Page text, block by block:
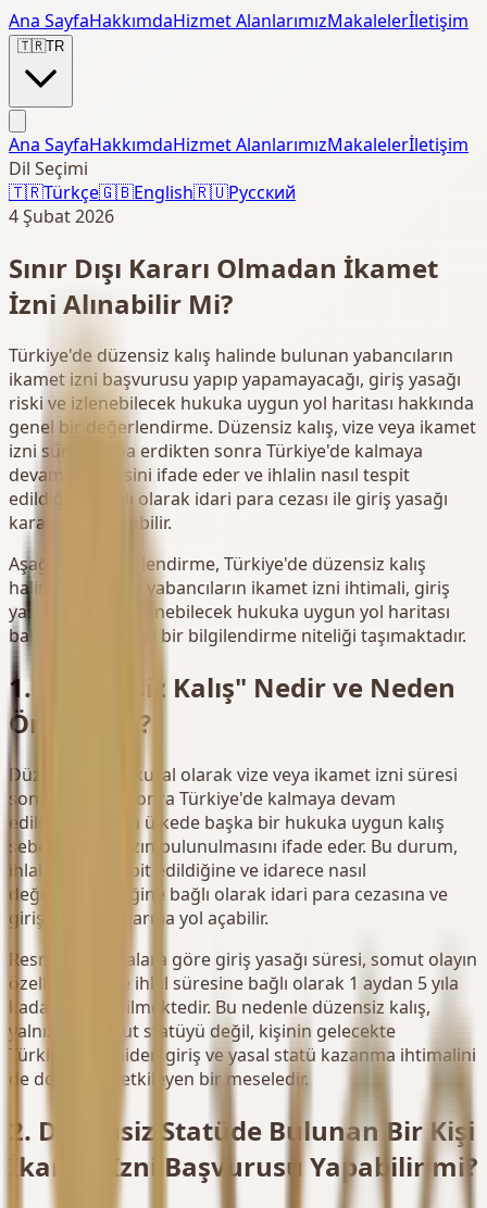
Ana SayfaHakkımdaHizmet AlanlarımızMakalelerİletişim
🇹🇷TR
Ana SayfaHakkımdaHizmet AlanlarımızMakalelerİletişim
Dil Seçimi
🇹🇷Türkçe🇬🇧English🇷🇺Русский
4 Şubat 2026
Sınır Dışı Kararı Olmadan İkamet
İzni Alınabilir Mi?
Türkiye'de düzensiz kalış halinde bulunan yabancıların
ikamet izni başvurusu yapıp yapamayacağı, giriş yasağı
riski ve izlenebilecek hukuka uygun yol haritası hakkında
genel bir değerlendirme. Düzensiz kalış, vize veya ikamet
izni süresi sona erdikten sonra Türkiye'de kalmaya
devam edilmesini ifade eder ve ihlalin nasıl tespit
edildiğine bağlı olarak idari para cezası ile giriş yasağı
kararına yol açabilir.
Aşağıdaki değerlendirme, Türkiye'de düzensiz kalış
halinde bulunan yabancıların ikamet izni ihtimali, giriş
yasağı riski ve izlenebilecek hukuka uygun yol haritası
bakımından genel bir bilgilendirme niteliği taşımaktadır.
1. "Düzensiz Kalış" Nedir ve Neden
Önemlidir?
Düzensiz kalış, kural olarak vize veya ikamet izni süresi
sona erdikten sonra Türkiye'de kalmaya devam
edilmesini ya da ülkede başka bir hukuka uygun kalış
sebebi olmaksızın bulunulmasını ifade eder. Bu durum,
ihlalin nasıl tespit edildiğine ve idarece nasıl
değerlendirildiğine bağlı olarak idari para cezasına ve
giriş yasağı kararına yol açabilir.
Resmî açıklamalara göre giriş yasağı süresi, somut olayın
özelliklerine ve ihlal süresine bağlı olarak 1 aydan 5 yıla
kadar değişebilmektedir. Bu nedenle düzensiz kalış,
yalnızca mevcut statüyü değil, kişinin gelecekte
Türkiye'ye yeniden giriş ve yasal statü kazanma ihtimalini
de doğrudan etkileyen bir meseledir.
2. Düzensiz Statüde Bulunan Bir Kişi
İkamet İzni Başvurusu Yapabilir mi?